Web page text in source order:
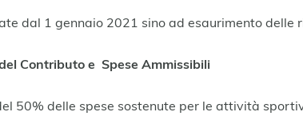
dal 1 gennaio 2021 sino ad esaurimento delle
del Contributo e Spese Ammissibili
50% delle spese sostenute per le attività